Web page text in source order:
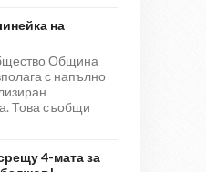
на
Община
с напълно
Това съобщи
4-мата за